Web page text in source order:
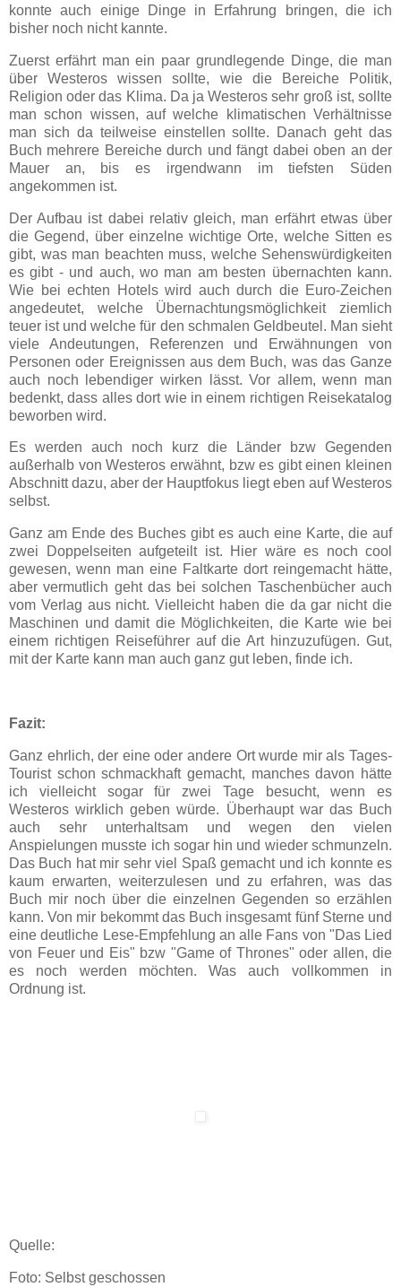
konnte auch einige Dinge in Erfahrung bringen, die ich
bisher noch nicht kannte.
Zuerst erfährt man ein paar grundlegende Dinge, die man
über Westeros wissen sollte, wie die Bereiche Politik,
Religion oder das Klima. Da ja Westeros sehr groß ist, sollte
man schon wissen, auf welche klimatischen Verhältnisse
man sich da teilweise einstellen sollte. Danach geht das
Buch mehrere Bereiche durch und fängt dabei oben an der
Mauer an, bis es irgendwann im tiefsten Süden
angekommen ist.
Der Aufbau ist dabei relativ gleich, man erfährt etwas über
die Gegend, über einzelne wichtige Orte, welche Sitten es
gibt, was man beachten muss, welche Sehenswürdigkeiten
es gibt - und auch, wo man am besten übernachten kann.
Wie bei echten Hotels wird auch durch die Euro-Zeichen
angedeutet, welche Übernachtungsmöglichkeit ziemlich
teuer ist und welche für den schmalen Geldbeutel. Man sieht
viele Andeutungen, Referenzen und Erwähnungen von
Personen oder Ereignissen aus dem Buch, was das Ganze
auch noch lebendiger wirken lässt. Vor allem, wenn man
bedenkt, dass alles dort wie in einem richtigen Reisekatalog
beworben wird.
Es werden auch noch kurz die Länder bzw Gegenden
außerhalb von Westeros erwähnt, bzw es gibt einen kleinen
Abschnitt dazu, aber der Hauptfokus liegt eben auf Westeros
selbst.
Ganz am Ende des Buches gibt es auch eine Karte, die auf
zwei Doppelseiten aufgeteilt ist. Hier wäre es noch cool
gewesen, wenn man eine Faltkarte dort reingemacht hätte,
aber vermutlich geht das bei solchen Taschenbücher auch
vom Verlag aus nicht. Vielleicht haben die da gar nicht die
Maschinen und damit die Möglichkeiten, die Karte wie bei
einem richtigen Reiseführer auf die Art hinzuzufügen. Gut,
mit der Karte kann man auch ganz gut leben, finde ich.
Fazit:
Ganz ehrlich, der eine oder andere Ort wurde mir als Tages-
Tourist schon schmackhaft gemacht, manches davon hätte
ich vielleicht sogar für zwei Tage besucht, wenn es
Westeros wirklich geben würde. Überhaupt war das Buch
auch sehr unterhaltsam und wegen den vielen
Anspielungen musste ich sogar hin und wieder schmunzeln.
Das Buch hat mir sehr viel Spaß gemacht und ich konnte es
kaum erwarten, weiterzulesen und zu erfahren, was das
Buch mir noch über die einzelnen Gegenden so erzählen
kann. Von mir bekommt das Buch insgesamt fünf Sterne und
eine deutliche Lese-Empfehlung an alle Fans von "Das Lied
von Feuer und Eis" bzw "Game of Thrones" oder allen, die
es noch werden möchten. Was auch vollkommen in
Ordnung ist.
Quelle:
Foto: Selbst geschossen